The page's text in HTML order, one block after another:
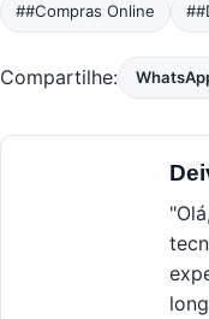
##Compras Online
Compartilhe: